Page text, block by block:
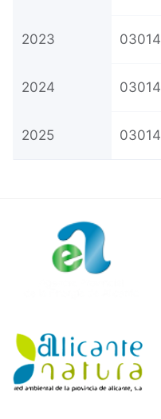
2023 03014
2024 03014
2025 03014